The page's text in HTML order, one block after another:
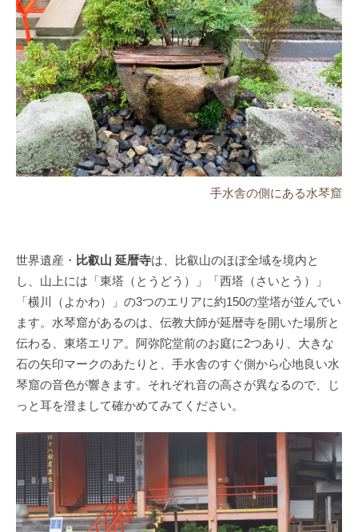
手水舎の側にある水琴窟
世界遺産・ 比叡山 延暦寺は、比叡山のほぼ全域を境内と
し、山上には「東塔（とうどう）」「西塔（さいとう）」
「横川（よかわ）」の3つのエリアに約150の堂塔が並んでい
ます。水琴窟があるのは、伝教大師が延暦寺を開いた場所と
伝わる、東塔エリア。阿弥陀堂前のお庭に2つあり、大きな
石の矢印マークのあたりと、手水舎のすぐ側から心地良い水
琴窟の音色が響きます。それぞれ音の高さが異なるので、じ
っと耳を澄まして確かめてみてください。